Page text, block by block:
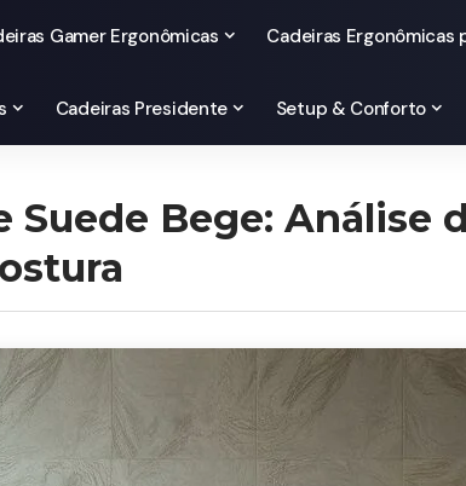
Gamer Ergonômicas Cadeiras Ergonômicas
Cadeiras Presidente Setup & Conforto
Suede Bege: Análise